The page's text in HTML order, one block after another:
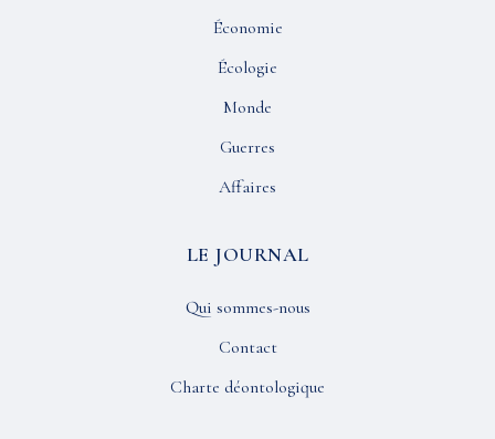
Économie
Écologie
Monde
Guerres
Affaires
LE JOURNAL
Qui sommes-nous
Contact
Charte déontologique